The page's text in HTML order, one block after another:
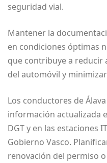
seguridad vial.
Mantener la
en condiciones óptimas
que contribuye a reducir
del automóvil y
Los conductores de
información actualizada
DGT y en las estaciones
Gobierno Vasco.
renovación del permiso